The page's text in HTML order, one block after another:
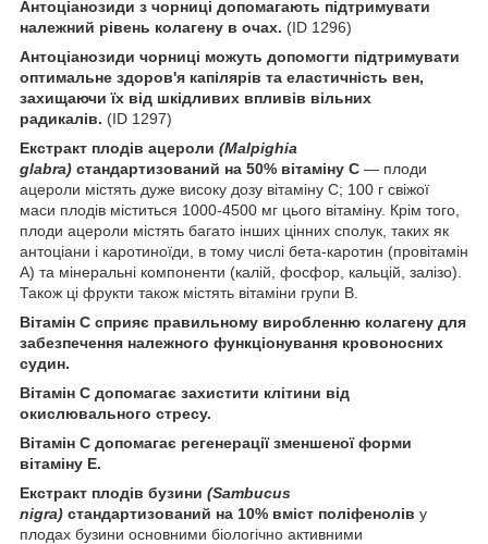
Антоціанозиди з чорниці допомагають підтримувати
належний рівень колагену в очах. (ID 1296)
Антоціанозиди чорниці можуть допомогти підтримувати
оптимальне здоров'я капілярів та еластичність вен,
захищаючи їх від шкідливих впливів вільних
радикалів. (ID 1297)
Екстракт плодів ацероли (Malpighia
glabra) стандартизований на 50% вітаміну С — плоди
ацероли містять дуже високу дозу вітаміну C; 100 г свіжої
маси плодів міститься 1000-4500 мг цього вітаміну. Крім того,
плоди ацероли містять багато інших цінних сполук, таких як
антоціани і каротиноїди, в тому числі бета-каротин (провітамін
А) та мінеральні компоненти (калій, фосфор, кальцій, залізо).
Також ці фрукти також містять вітаміни групи В.
Вітамін C сприяє правильному виробленню колагену для
забезпечення належного функціонування кровоносних
судин.
Вітамін С допомагає захистити клітини від
окислювального стресу.
Вітамін С допомагає регенерації зменшеної форми
вітаміну Е.
Екстракт плодів бузини (Sambucus
nigra) стандартизований на 10% вміст поліфенолів у
плодах бузини основними біологічно активними